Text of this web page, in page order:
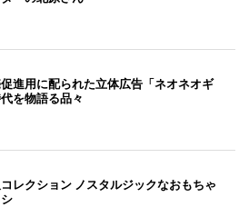
進用に配られた立体広告「ネオネオギ
を物語る品々
コレクション ノスタルジックなおもちゃ